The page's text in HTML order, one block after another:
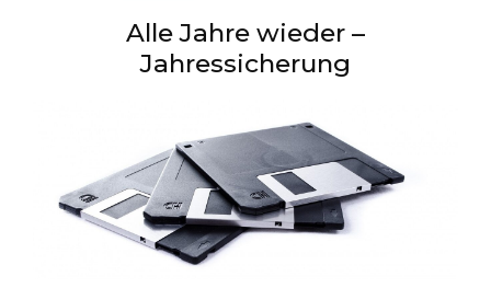
Alle Jahre wieder –
Jahressicherung